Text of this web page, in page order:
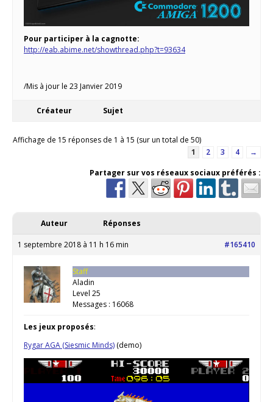
Pour participer à la cagnotte:
http://eab.abime.net/showthread.php?t=93634
/Mis à jour le 23 Janvier 2019
Créateur Sujet
Affichage de 15 réponses de 1 à 15 (sur un total de 50)
1
2 3 4
→
Partager sur vos réseaux sociaux préférés :
Auteur Réponses
1 septembre 2018 à 11 h 16 min #165410
Staff
Aladin
Level 25
Messages : 16068
Les jeux proposés:
Rygar AGA (Siesmic Minds) (demo)